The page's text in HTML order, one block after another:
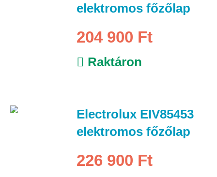
elektromos főzőlap
204 900 Ft
Raktáron
Electrolux EIV85453
elektromos főzőlap
226 900 Ft